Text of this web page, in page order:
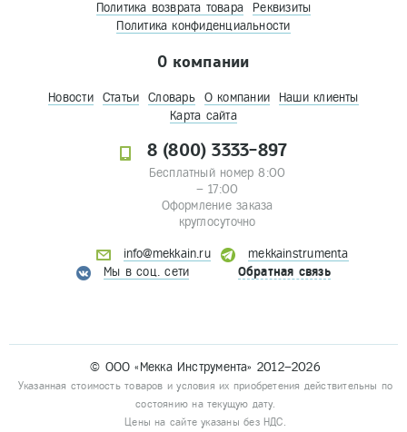
Политика возврата товара
Реквизиты
Политика конфиденциальности
О компании
Новости Статьи Словарь О компании
Наши клиенты
Карта сайта
8 (800) 3333-897
Бесплатный номер 8:00
– 17:00
Оформление заказа
круглосуточно
info@mekkain.ru
mekkainstrumenta
Мы в соц. сети
Обратная связь
© ООО «Мекка Инструмента» 2012–2026
Указанная стоимость товаров и условия их приобретения действительны по
состоянию на текущую дату.
Цены на сайте указаны без НДС.